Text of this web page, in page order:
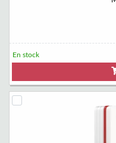
En stock